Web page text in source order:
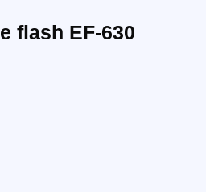
flash EF-630